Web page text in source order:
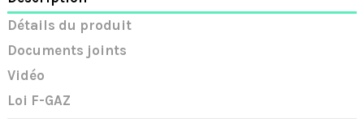
Détails du produit
Documents joints
Vidéo
Loi F-GAZ